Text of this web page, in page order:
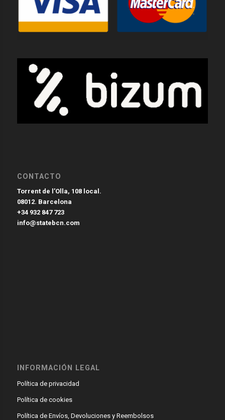
CONTACTO
Torrent de l’Olla, 108 local.
08012. Barcelona
+34 932 847 723
info@statebcn.com
INFORMACIÓN LEGAL
Política de privacidad
Política de cookies
Política de Envíos, Devoluciones y Reembolsos